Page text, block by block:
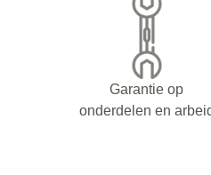
Garantie op
onderdelen en